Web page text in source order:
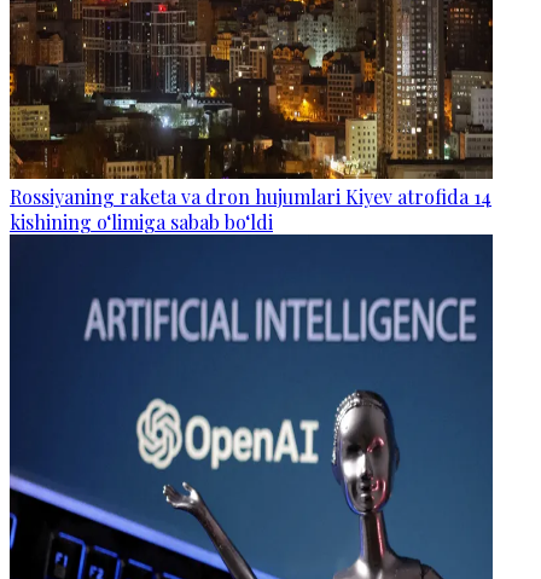
Rossiyaning raketa va dron hujumlari Kiyev atrofida 14
kishining o‘limiga sabab bo‘ldi